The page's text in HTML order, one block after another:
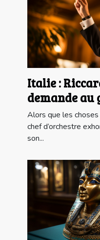
Italie :
demande au
Italien
de spectacle
Alors que les
chef d’orchestre
son...